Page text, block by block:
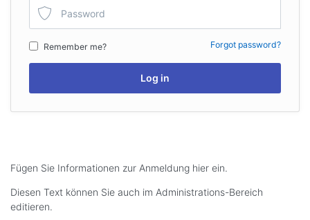
Remember me? Forgot password?
Log in
Fügen Sie Informationen zur Anmeldung hier ein.
Diesen Text können Sie auch im Administrations-Bereich
editieren.